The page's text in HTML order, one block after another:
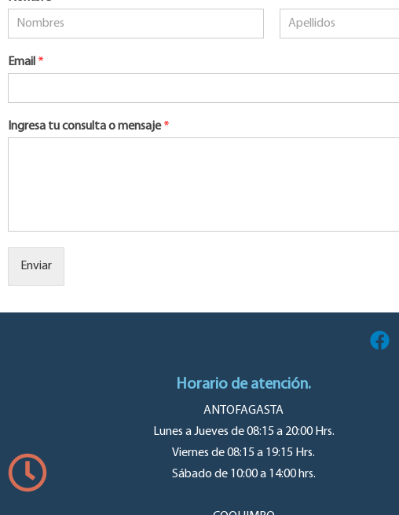
Email *
Ingresa tu consulta o mensaje*
Enviar
Horario de atención.
ANTOFAGASTA
Lunes a Jueves de 08:15 a 20:00 Hrs.
Viernes de 08:15 a 19:15 Hrs.
Sábado de 10:00 a 14:00 hrs.